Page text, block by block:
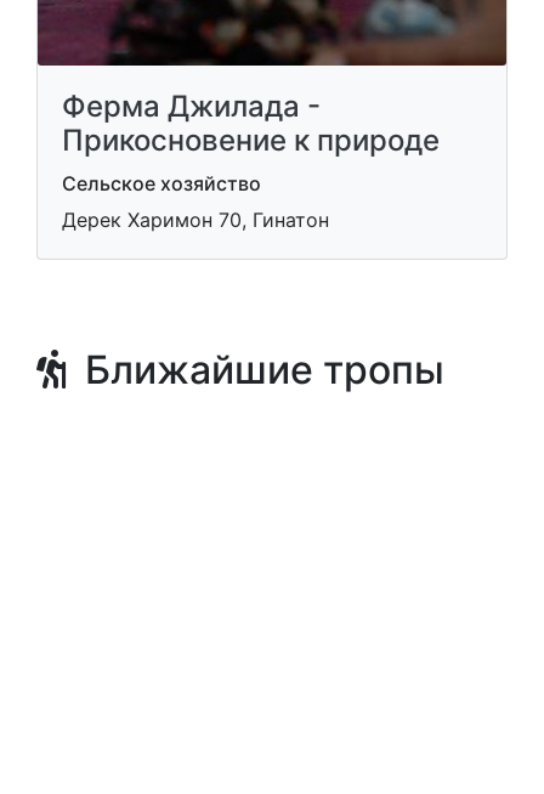
Ферма Джилада -
Прикосновение к природе
Сельское хозяйство
Дерек Харимон 70, Гинатон
Ближайшие тропы